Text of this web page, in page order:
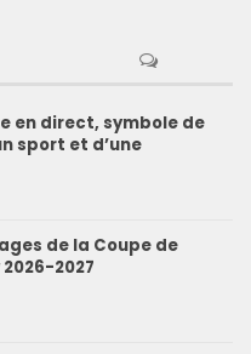
en direct, symbole de
sport et d’une
de la Coupe de
2027